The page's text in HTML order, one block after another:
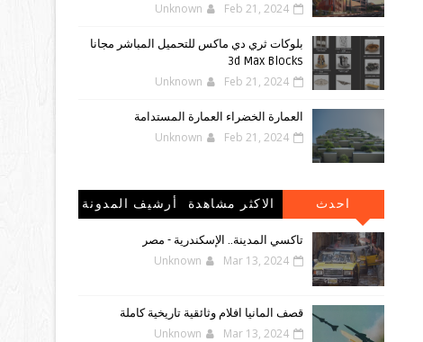
Unknown Feb 21, 2024
بلوكات ثري دي ماكس للتحميل المباشر مجانا
3d Max Blocks
Unknown Feb 21, 2024
العمارة الخضراء العمارة المستدامة
Unknown Feb 21, 2024
احدث
المشاركات
الاكثر مشاهدة
أرشيف المدونة
تاكسي المدينة.. الإسكندرية - مصر
Unknown Mar 13, 2024
قصف المانيا افلام وثائقية تاريخية كاملة
Unknown Mar 13, 2024